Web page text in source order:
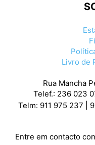
Livro de
Rua Mancha
Telef.: 236 023
Telm: 911 975 237 |
Entre em contacto